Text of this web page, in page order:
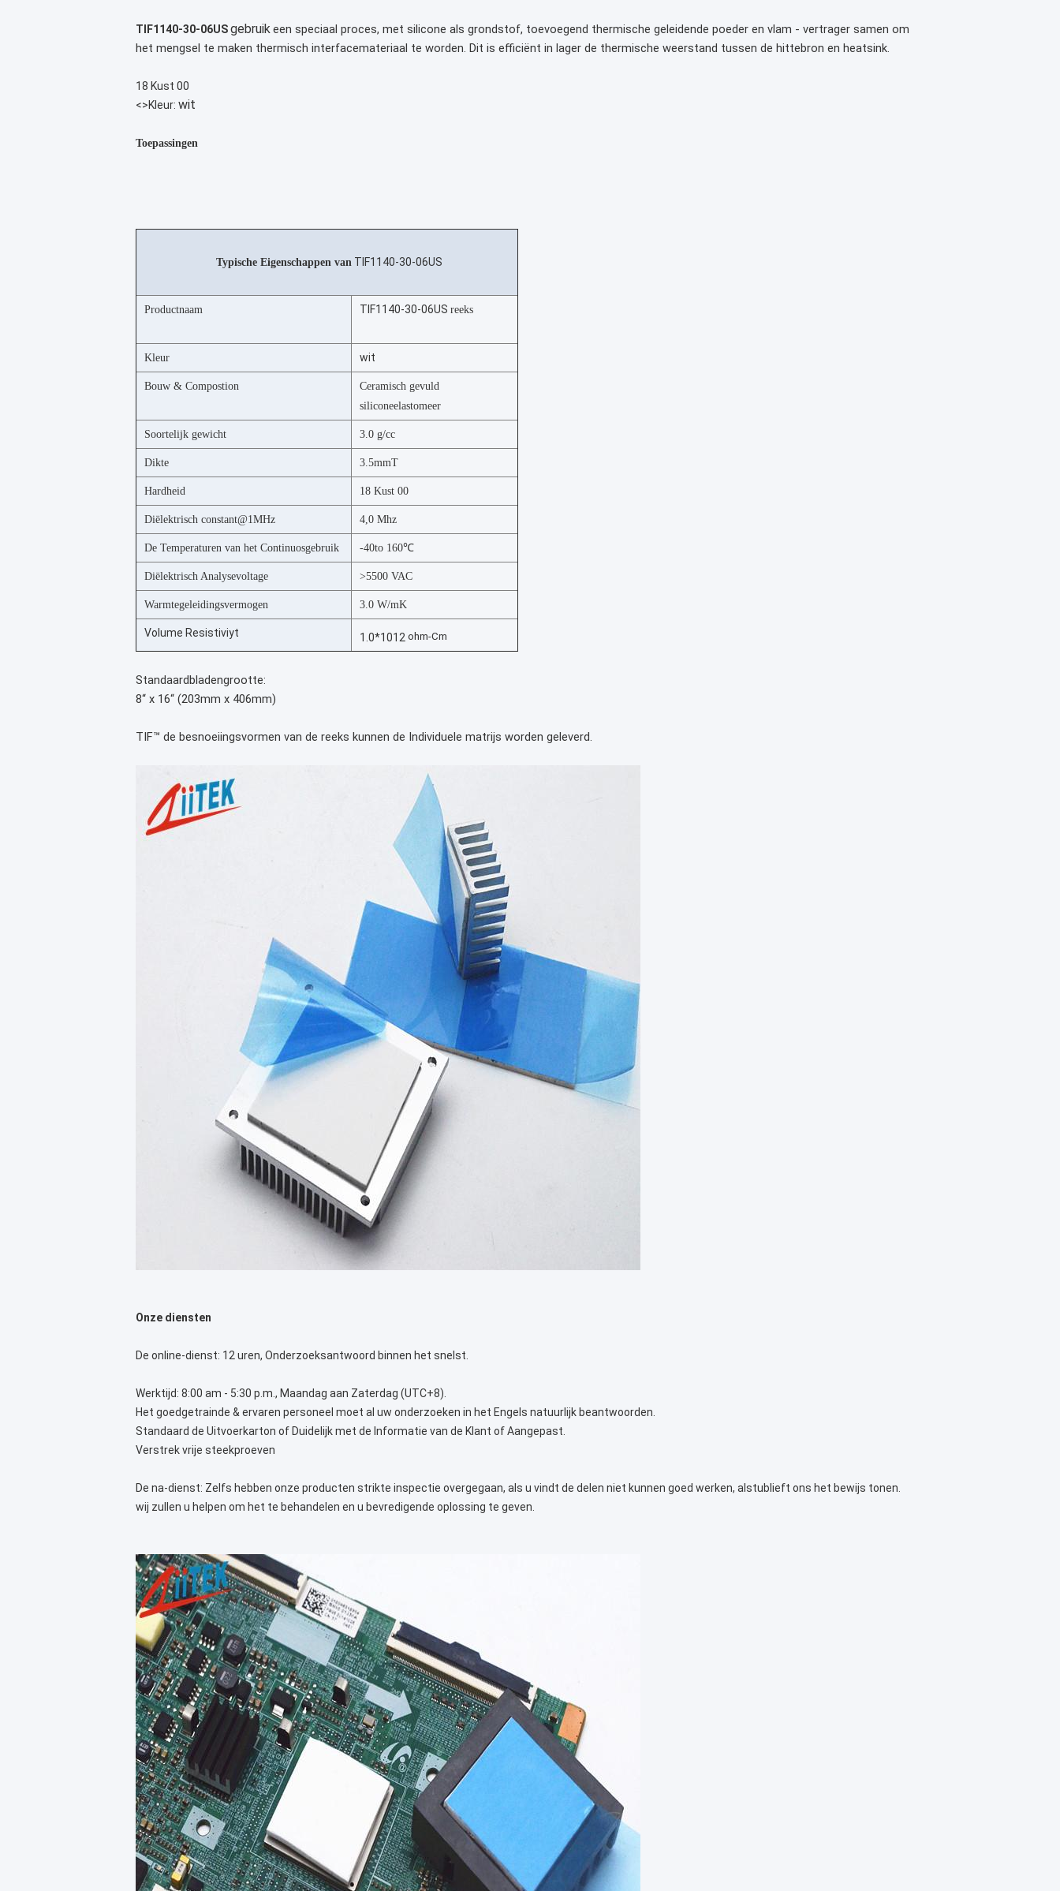
TIF1140-30-06USgebruikeen speciaal proces, met silicone als grondstof, toevoegend thermische geleidende poeder en vlam - vertrager samen om
het mengsel te maken thermisch interfacemateriaal te worden. Dit is efficiënt in lager de thermische weerstand tussen de hittebron en heatsink.
18 Kust 00
<>Kleur: wit
Toepassingen
Typische Eigenschappen van TIF1140-30-06US
Productnaam TIF1140-30-06US reeks
Kleur wit
Bouw & Compostion
Ceramisch gevuld
siliconeelastomeer
Soortelijk gewicht 3.0 g/cc
Dikte 3.5mmT
Hardheid 18 Kust 00
Diëlektrisch constant@1MHz 4,0 Mhz
De Temperaturen van het Continuosgebruik -40to 160℃
Diëlektrisch Analysevoltage >5500 VAC
Warmtegeleidingsvermogen 3.0 W/mK
Volume Resistiviyt 1.0*1012 ohm-Cm
Standaardbladengrootte:
8“ x 16“ (203mm x 406mm)
TIF™ de besnoeiingsvormen van de reeks kunnen de Individuele matrijs worden geleverd.
Onze diensten
De online-dienst: 12 uren, Onderzoeksantwoord binnen het snelst.
Werktijd: 8:00 am - 5:30 p.m., Maandag aan Zaterdag (UTC+8).
Het goedgetrainde & ervaren personeel moet al uw onderzoeken in het Engels natuurlijk beantwoorden.
Standaard de Uitvoerkarton of Duidelijk met de Informatie van de Klant of Aangepast.
Verstrek vrije steekproeven
De na-dienst: Zelfs hebben onze producten strikte inspectie overgegaan, als u vindt de delen niet kunnen goed werken, alstublieft ons het bewijs tonen.
wij zullen u helpen om het te behandelen en u bevredigende oplossing te geven.